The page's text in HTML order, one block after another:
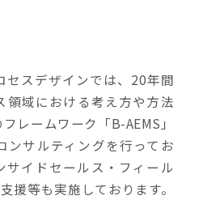
セスデザインでは、20年間
領域における考え方や方法
レームワーク「B-AEMS」
ンサルティングを行ってお
サイドセールス・フィール
援等も実施しております。